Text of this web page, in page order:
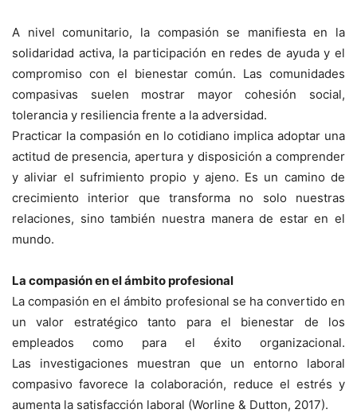
A nivel comunitario, la compasión se manifiesta en la
solidaridad activa, la participación en redes de ayuda y el
compromiso con el bienestar común. Las comunidades
compasivas suelen mostrar mayor cohesión social,
tolerancia y resiliencia frente a la adversidad.
Practicar la compasión en lo cotidiano implica adoptar una
actitud de presencia, apertura y disposición a comprender
y aliviar el sufrimiento propio y ajeno. Es un camino de
crecimiento interior que transforma no solo nuestras
relaciones, sino también nuestra manera de estar en el
mundo.
La compasión en el ámbito profesional
La compasión en el ámbito profesional se ha convertido en
un valor estratégico tanto para el bienestar de los
empleados como para el éxito organizacional.
Las investigaciones muestran que un entorno laboral
compasivo favorece la colaboración, reduce el estrés y
aumenta la satisfacción laboral (Worline & Dutton, 2017).